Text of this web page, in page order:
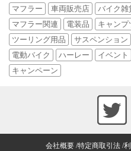
マフラー
車両販売店 バイク雑
マフラー関連
電装品 キャンプ
ツーリング用品
サスペンション
電動バイク
ハーレー イベント
キャンペーン
会社概要 特定商取引法